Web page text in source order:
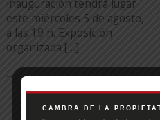
inauguración tendrá lugar
este miércoles 5 de agosto,
a las 19 h. Exposición
organizada […]
...